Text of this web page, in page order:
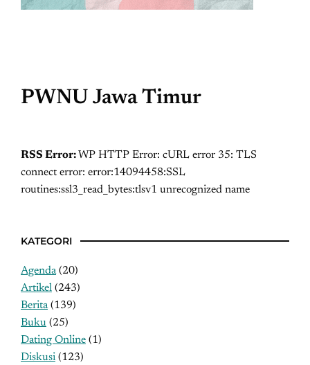
PWNU Jawa Timur
RSS Error: WP HTTP Error: cURL error 35: TLS
connect error: error:14094458:SSL
routines:ssl3_read_bytes:tlsv1 unrecognized name
KATEGORI
Agenda(20)
Artikel (243)
Berita(139)
Buku (25)
Dating Online (1)
Diskusi (123)